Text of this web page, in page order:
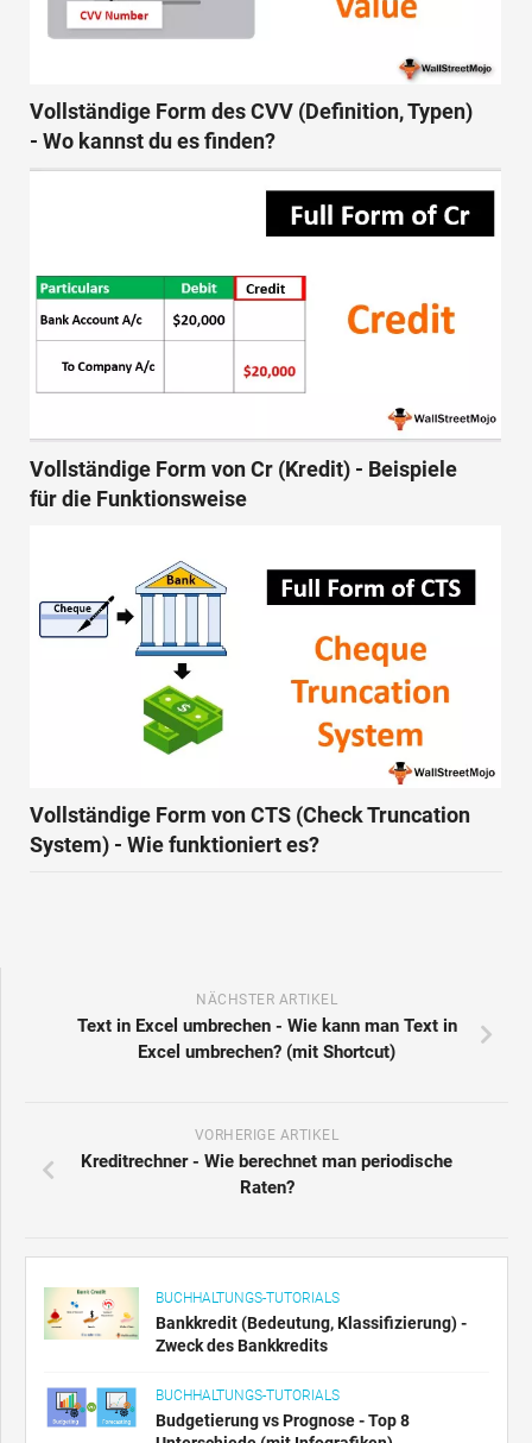
Vollständige Form des CVV (Definition, Typen)
- Wo kannst du es finden?
Vollständige Form von Cr (Kredit) - Beispiele
für die Funktionsweise
Vollständige Form von CTS (Check Truncation
System) - Wie funktioniert es?
NÄCHSTER ARTIKEL
Text in Excel umbrechen - Wie kann man Text in
Excel umbrechen? (mit Shortcut)
VORHERIGE ARTIKEL
Kreditrechner - Wie berechnet man periodische
Raten?
BUCHHALTUNGS-TUTORIALS
Bankkredit (Bedeutung, Klassifizierung) -
Zweck des Bankkredits
BUCHHALTUNGS-TUTORIALS
Budgetierung vs Prognose - Top 8